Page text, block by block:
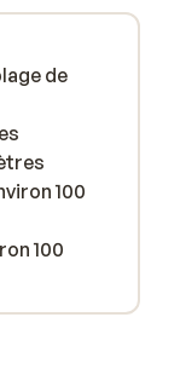
de
100
100